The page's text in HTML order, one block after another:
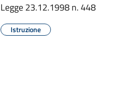
Legge 23.12.1998 n. 448
Istruzione